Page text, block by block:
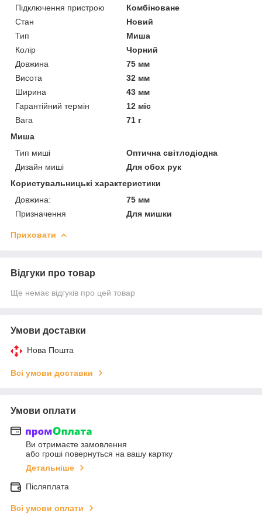
Підключення пристрою
Комбіноване
Стан
Новий
Тип
Миша
Колір
Чорний
Довжина
75 мм
Висота
32 мм
Ширина
43 мм
Гарантійний термін
12 міс
Вага
71 г
Миша
Тип миші
Оптична світлодіодна
Дизайн миші
Для обох рук
Користувальницькі характеристики
Довжина:
75 мм
Призначення
Для мишки
Приховати
Відгуки про товар
Ще немає відгуків про цей товар
Умови доставки
Нова Пошта
Всі умови доставки
Умови оплати
Ви отримаєте замовлення
або гроші повернуться на вашу картку
Детальніше
Післяплата
Всі умови оплати